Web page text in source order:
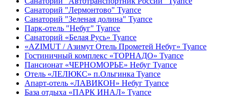
Санаторий "Лермонтово" Туапсе
Санаторий "Зеленая долина" Туапсе
Парк-отель "Небуг" Туапсе
Санаторий «Белая Русь» Туапсе
«AZIMUT / Азимут Отель Прометей Небуг» Туапсе
Гостиничный комплекс «ТОРНАДО» Туапсе
Пансионат «ЧЕРНОМОРЬЕ» Небуг Туапсе
Отель «ЛЕЛЮКС» п.Ольгинка Туапсе
Апарт-отель «ЛАВИКОН» Небуг Туапсе
База отдыха «ПАРК ИНАЛ» Туапсе